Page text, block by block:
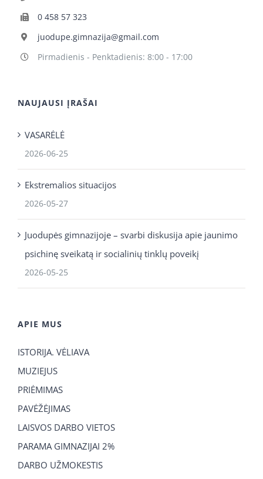
0 458 57 323
juodupe.gimnazija@gmail.com
Pirmadienis - Penktadienis: 8:00 - 17:00
NAUJAUSI ĮRAŠAI
VASARĖLĖ
2026-06-25
Ekstremalios situacijos
2026-05-27
Juodupės gimnazijoje – svarbi diskusija apie jaunimo
psichinę sveikatą ir socialinių tinklų poveikį
2026-05-25
APIE MUS
ISTORIJA. VĖLIAVA
MUZIEJUS
PRIĖMIMAS
PAVĖŽĖJIMAS
LAISVOS DARBO VIETOS
PARAMA GIMNAZIJAI 2%
DARBO UŽMOKESTIS